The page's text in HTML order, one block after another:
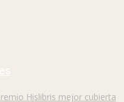
Hislibris mejor cubierta